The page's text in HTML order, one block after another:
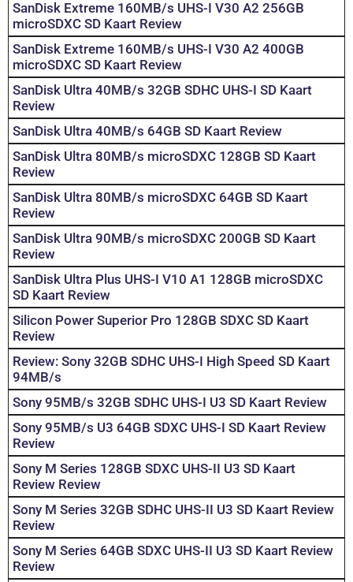
SanDisk Extreme 160MB/s UHS-I V30 A2 256GB
microSDXC SD Kaart Review
SanDisk Extreme 160MB/s UHS-I V30 A2 400GB
microSDXC SD Kaart Review
SanDisk Ultra 40MB/s 32GB SDHC UHS-I SD Kaart
Review
SanDisk Ultra 40MB/s 64GB SD Kaart Review
SanDisk Ultra 80MB/s microSDXC 128GB SD Kaart
Review
SanDisk Ultra 80MB/s microSDXC 64GB SD Kaart
Review
SanDisk Ultra 90MB/s microSDXC 200GB SD Kaart
Review
SanDisk Ultra Plus UHS-I V10 A1 128GB microSDXC
SD Kaart Review
Silicon Power Superior Pro 128GB SDXC SD Kaart
Review
Review: Sony 32GB SDHC UHS-I High Speed SD Kaart
94MB/s
Sony 95MB/s 32GB SDHC UHS-I U3 SD Kaart Review
Sony 95MB/s U3 64GB SDXC UHS-I SD Kaart Review
Review
Sony M Series 128GB SDXC UHS-II U3 SD Kaart
Review Review
Sony M Series 32GB SDHC UHS-II U3 SD Kaart Review
Review
Sony M Series 64GB SDXC UHS-II U3 SD Kaart Review
Review